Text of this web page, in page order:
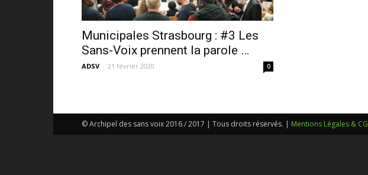
Municipales Strasbourg : #3 Les
Sans-Voix prennent la parole …
ADSV - 21 février 2020 0
© Archipel des sans voix 2016 / 2017 | Tous droits réservés. | Mentions Légales & CG